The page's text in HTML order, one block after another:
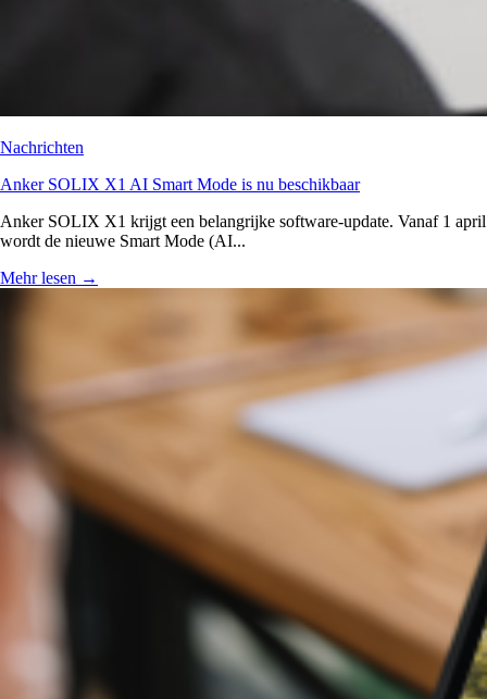
Nachrichten
Anker SOLIX X1 AI Smart Mode is nu beschikbaar
Anker SOLIX X1 krijgt een belangrijke software-update. Vanaf 1 april
wordt de nieuwe Smart Mode (AI...
Mehr lesen →